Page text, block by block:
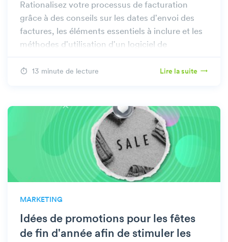
Rationalisez votre processus de facturation
grâce à des conseils sur les dates d'envoi des
factures, les éléments essentiels à inclure et les
méthodes d'utilisation d'un logiciel de
facturation pour plus d'efficacité.
13 minute de lecture Lire la suite
MARKETING
Idées de promotions pour les fêtes
de fin d'année afin de stimuler les